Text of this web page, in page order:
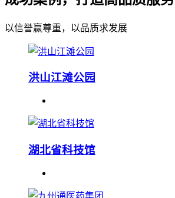
以信誉赢尊重，以品质求发展
洪山江滩公园
湖北省科技馆